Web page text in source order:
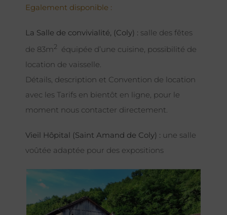
Egalement disponible :
La Salle de convivialité, (Coly) : salle des fêtes
de 83m2
équipée d’une cuisine, possibilité de
location de vaisselle.
Détails, description et Convention de location
avec les Tarifs en bientôt en ligne, pour le
moment nous contacter directement.
Vieil Hôpital (Saint Amand de Coly) : une salle
voûtée adaptée pour des expositions